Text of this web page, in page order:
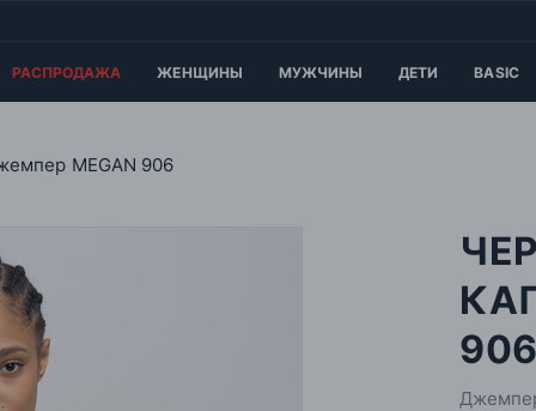
РАСПРОДАЖА ЖЕНЩИНЫ МУЖЧИНЫ ДЕТИ BASIC
MEGAN 906